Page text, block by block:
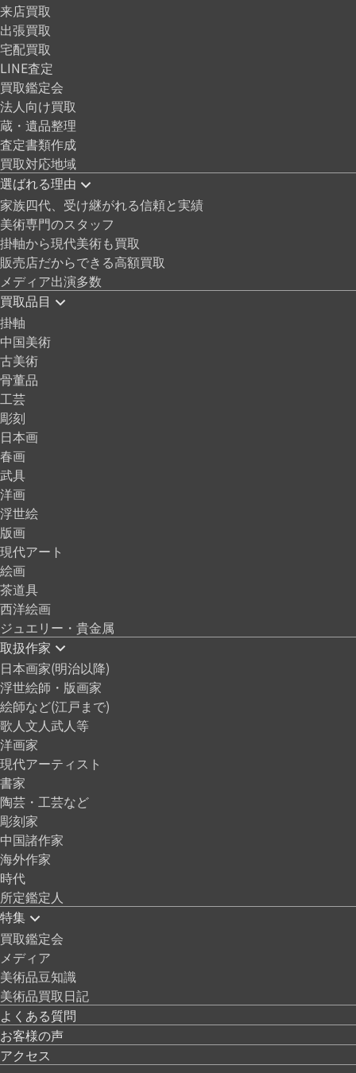
来店買取
出張買取
宅配買取
LINE査定
買取鑑定会
法人向け買取
蔵・遺品整理
査定書類作成
買取対応地域
選ばれる理由
家族四代、受け継がれる信頼と実績
美術専門のスタッフ
掛軸から現代美術も買取
販売店だからできる高額買取
メディア出演多数
買取品目
掛軸
中国美術
古美術
骨董品
工芸
彫刻
日本画
春画
武具
洋画
浮世絵
版画
現代アート
絵画
茶道具
西洋絵画
ジュエリー・貴金属
取扱作家
日本画家(明治以降)
浮世絵師・版画家
絵師など(江戸まで)
歌人文人武人等
洋画家
現代アーティスト
書家
陶芸・工芸など
彫刻家
中国諸作家
海外作家
時代
所定鑑定人
特集
買取鑑定会
メディア
美術品豆知識
美術品買取日記
よくある質問
お客様の声
アクセス